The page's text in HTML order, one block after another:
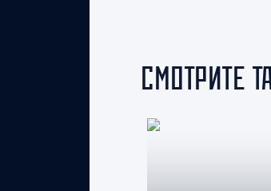
СМОТРИТЕ